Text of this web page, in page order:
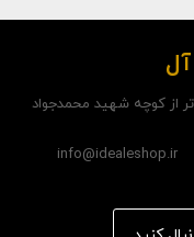
از کوچه شهيد محمدجواد